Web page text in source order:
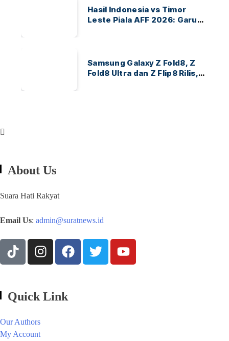
Hasil Indonesia vs Timor
Leste Piala AFF 2026: Garuda
Samsung Galaxy Z Fold8, Z
Fold8 Ultra dan Z Flip8 Rilis,
About Us
Suara Hati Rakyat
Email Us: admin@suratnews.id
Quick Link
Our Authors
My Account